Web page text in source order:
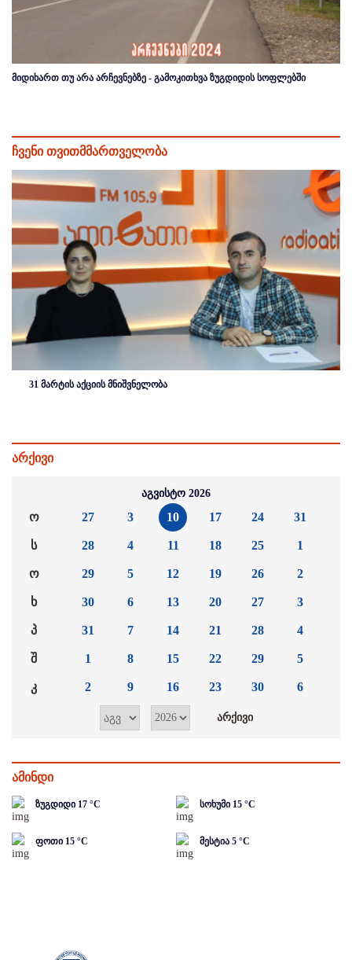
მიდიხართ თუ არა არჩევნებზე - გამოკითხვა ზუგდიდის სოფლებში
ჩვენი თვითმმართველობა
31 მარტის აქციის მნიშვნელობა
არქივი
აგვისტო 2026
ო
ს
ო
ხ
პ
შ
კ
27
28
29
30
31
1
2
3
4
5
6
7
8
9
10
11
12
13
14
15
16
17
18
19
20
21
22
23
24
25
26
27
28
29
30
31
1
2
3
4
5
6
ამინდი
ზუგდიდი 17 °C სოხუმი 15 °C
ფოთი 15 °C მესტია 5 °C